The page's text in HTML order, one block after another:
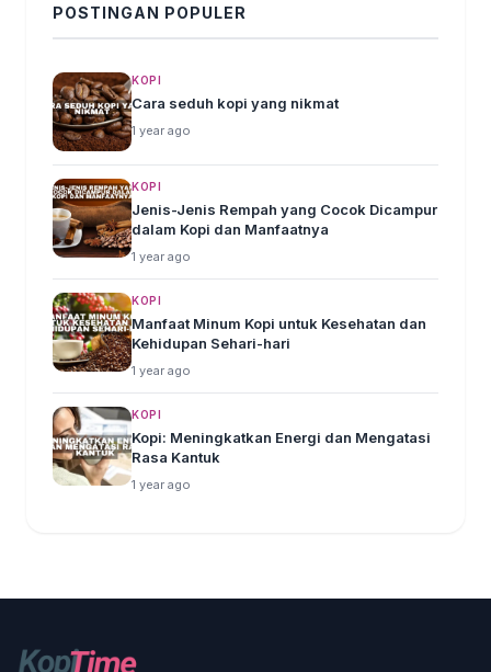
POSTINGAN POPULER
KOPI
Cara seduh kopi yang nikmat
1 year ago
KOPI
Jenis-Jenis Rempah yang Cocok Dicampur
dalam Kopi dan Manfaatnya
1 year ago
KOPI
Manfaat Minum Kopi untuk Kesehatan dan
Kehidupan Sehari-hari
1 year ago
KOPI
Kopi: Meningkatkan Energi dan Mengatasi
Rasa Kantuk
1 year ago